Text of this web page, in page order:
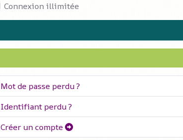
Connexion illimitée
Mot de passe perdu ?
Identifiant perdu ?
Créer un compte